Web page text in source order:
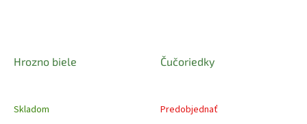
Hrozno biele
Skladom
Čučoriedky
Predobjednať